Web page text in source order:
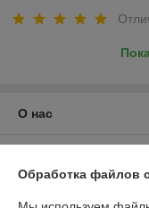
О нас
Обработка файлов